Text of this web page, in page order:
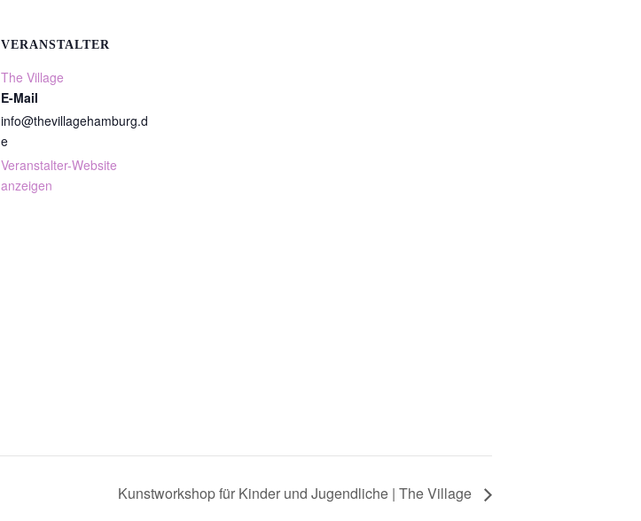
VERANSTALTER
The Village
E-Mail
info@thevillagehamburg.d
e
Veranstalter-Website
anzeigen
Kunstworkshop für Kinder und Jugendliche | The Village